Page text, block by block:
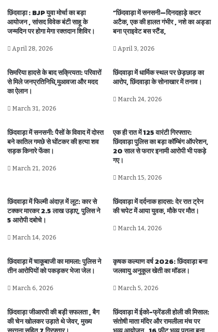
छिंदवाड़ा : BJP युवा मोर्चा का बड़ा
आयोजन , सांसद विवेक बंटी साहू के
जन्मदिन पर होगा मेगा रक्तदान शिविर।
April 28, 2026
“छिंदवाड़ा में सनसनी—दिनदहाड़े कटर
अटैक, एक की हालत गंभीर , नशे का अड्डा
बना प्राइवेट बस स्टैंड,
April 3, 2026
सिमरिया हादसे के बाद सक्रियता: परिवारों
से मिले जनप्रतिनिधि,मुआवजा और मदद
का ऐलान।
March 31, 2026
छिंदवाड़ा में धार्मिक स्थल पर छेड़छाड़ का
आरोप, छिंदवाड़ा के सोनाखार में तनाव।
March 24, 2026
छिंदवाड़ा में सनसनी: पैसों के विवाद में दोस्त
बने कातिल गमछे से घोंटकर की हत्या शव
सड़क किनारे फेंका।
March 21, 2026
एक ही रात में 125 वारंटी गिरफ्तार:
छिंदवाड़ा पुलिस का बड़ा कॉम्बिंग ऑपरेशन,
20 साल से फरार इनामी आरोपी भी पकड़े
गए।
March 15, 2026
छिंदवाड़ा में फिल्मी अंदाज़ में लूट: कार से
टक्कर मारकर 2.5 लाख उड़ाए, पुलिस ने
5 आरोपी दबोचे।
March 14, 2026
छिंदवाड़ा में दर्दनाक हादसा: देर रात ट्रेन
की चपेट में आया युवक, मौके पर मौत।
March 14, 2026
छिंदवाड़ा में चाकूबाजी का मामला: पुलिस ने
तीन आरोपियों को पकड़कर भेजा जेल।
March 6, 2026
कृषक कल्याण वर्ष 2026: छिंदवाड़ा बना
जलवायु अनुकूल खेती का मॉडल।
March 5, 2026
छिंदवाड़ा जीआरपी की बड़ी सफलता , बैग
की चेन खोलकर उड़ाते थे जेवर, मुख्य
छिंदवाड़ा में ईको-फ्रेंडली होली की मिसाल:
संतोषी माता मंदिर और रामलीला मंच पर